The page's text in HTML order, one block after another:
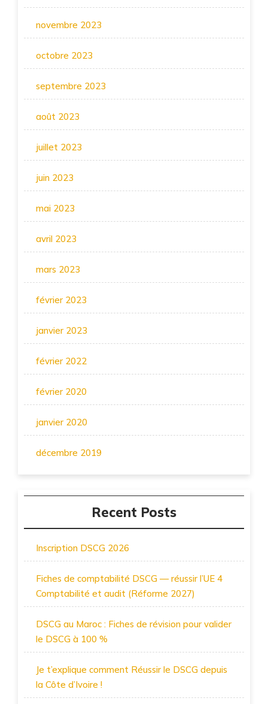
novembre 2023
octobre 2023
septembre 2023
août 2023
juillet 2023
juin 2023
mai 2023
avril 2023
mars 2023
février 2023
janvier 2023
février 2022
février 2020
janvier 2020
décembre 2019
Recent Posts
Inscription DSCG 2026
Fiches de comptabilité DSCG — réussir l’UE 4
Comptabilité et audit (Réforme 2027)
DSCG au Maroc : Fiches de révision pour valider
le DSCG à 100 %
Je t’explique comment Réussir le DSCG depuis
la Côte d’Ivoire !